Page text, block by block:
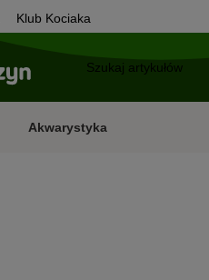
Klub Kociaka
Akwarystyka